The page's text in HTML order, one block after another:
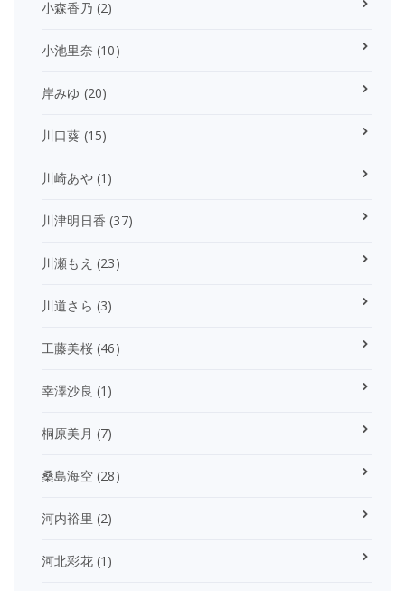
小森香乃 (2)
小池里奈 (10)
岸みゆ (20)
川口葵 (15)
川崎あや(1)
川津明日香 (37)
川瀬もえ (23)
川道さら (3)
工藤美桜(46)
幸澤沙良 (1)
桐原美月 (7)
桑島海空(28)
河内裕里 (2)
河北彩花(1)